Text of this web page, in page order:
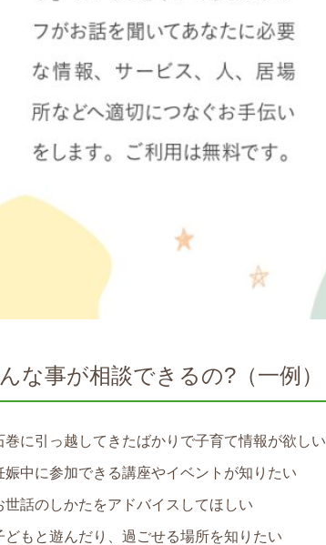
な事が相談できるの?（一例）
巻に引っ越してきたばかりで子育て情報が欲しい
娠中に参加できる講座やイベントが知りたい
世話のしかたをアドバイスしてほしい
どもと遊んだり、過ごせる場所を知りたい